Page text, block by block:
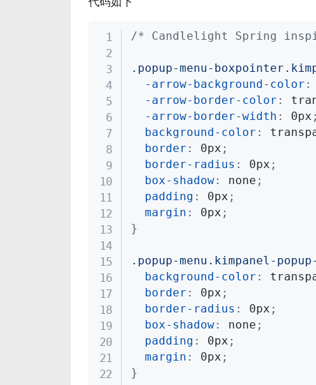
/* Candlelight Spring
.popup-menu-
-arrow-background-color :
-arrow-border-color :
-arrow-border-width : 0px ;
background-color :
border : 0px ;
border-radius : 0px ;
box-shadow: none ;
padding : 0px ;
margin : 0px ;
}
.popup-menu.kimpanel-
background-color :
border : 0px ;
border-radius : 0px ;
box-shadow: none ;
padding : 0px ;
margin : 0px ;
}